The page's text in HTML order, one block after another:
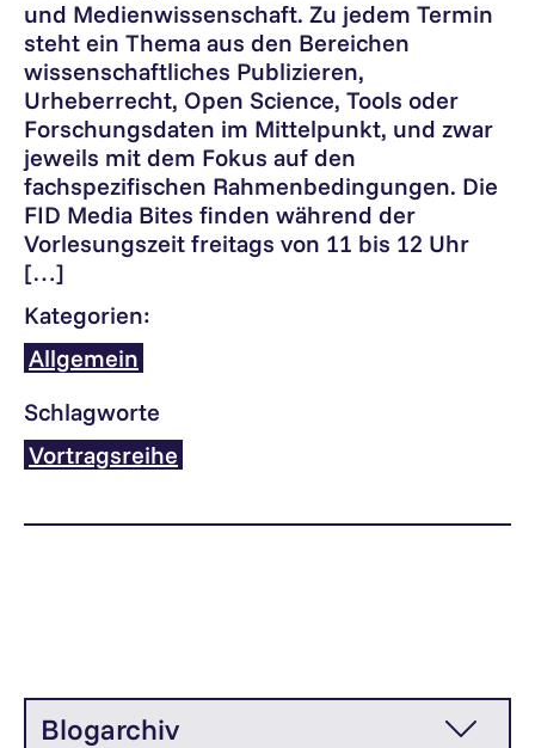
und Medienwissenschaft. Zu jedem Termin
steht ein Thema aus den Bereichen
wissenschaftliches Publizieren,
Urheberrecht, Open Science, Tools oder
Forschungsdaten im Mittelpunkt, und zwar
jeweils mit dem Fokus auf den
fachspezifischen Rahmenbedingungen. Die
FID Media Bites finden während der
Vorlesungszeit freitags von 11 bis 12 Uhr
[…]
Kategorien:
Allgemein
Schlagworte
Vortragsreihe
Blogarchiv